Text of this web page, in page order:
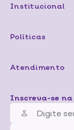
Institucional
Políticas
Atendimento
Inscreva-se